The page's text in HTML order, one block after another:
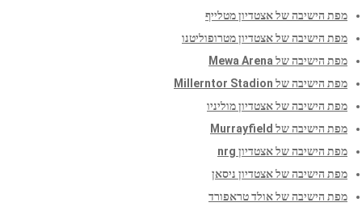
מפת הישיבה של אצטדיון מטלייף
מפת הישיבה של אצטדיון מטרופוליטנו
מפת הישיבה של Mewa Arena
מפת הישיבה של Millerntor Stadion
מפת הישיבה של אצטדיון מוליניו
מפת הישיבה של Murrayfield
מפת הישיבה של אצטדיון nrg
מפת הישיבה של אצטדיון ניסאן
מפת הישיבה של אולד טראפורד